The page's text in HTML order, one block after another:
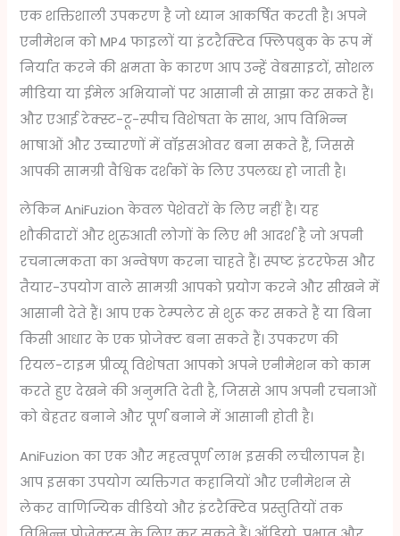
एक शक्तिशाली उपकरण है जो ध्यान आकर्षित करती है। अपने
एनीमेशन को MP4 फाइलों या इंटरैक्टिव फ्लिपबुक के रूप में
निर्यात करने की क्षमता के कारण आप उन्हें वेबसाइटों, सोशल
मीडिया या ईमेल अभियानों पर आसानी से साझा कर सकते हैं।
और एआई टेक्स्ट-टू-स्पीच विशेषता के साथ, आप विभिन्न
भाषाओं और उच्चारणों में वॉइसओवर बना सकते हैं, जिससे
आपकी सामग्री वैश्विक दर्शकों के लिए उपलब्ध हो जाती है।
लेकिन AniFuzion केवल पेशेवरों के लिए नहीं है। यह
शौकीदारों और शुरुआती लोगों के लिए भी आदर्श है जो अपनी
रचनात्मकता का अन्वेषण करना चाहते हैं। स्पष्ट इंटरफेस और
तैयार-उपयोग वाले सामग्री आपको प्रयोग करने और सीखने में
आसानी देते हैं। आप एक टेम्पलेट से शुरू कर सकते हैं या बिना
किसी आधार के एक प्रोजेक्ट बना सकते हैं। उपकरण की
रियल-टाइम प्रीव्यू विशेषता आपको अपने एनीमेशन को काम
करते हुए देखने की अनुमति देती है, जिससे आप अपनी रचनाओं
को बेहतर बनाने और पूर्ण बनाने में आसानी होती है।
AniFuzion का एक और महत्वपूर्ण लाभ इसकी लचीलापन है।
आप इसका उपयोग व्यक्तिगत कहानियों और एनीमेशन से
लेकर वाणिज्यिक वीडियो और इंटरैक्टिव प्रस्तुतियों तक